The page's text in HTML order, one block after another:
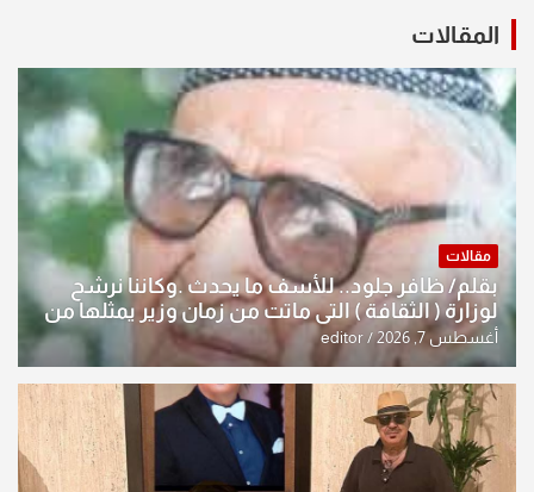
المقالات
مقالات
بقلم/ ظافر جلود.. للأسف ما يحدث .وكاننا نرشح
لوزارة ( الثقافة ) التي ماتت من زمان وزير يمثلها من
النخبة والإرث العظيم للثقافة العراقية..
أغسطس 7, 2026 editor